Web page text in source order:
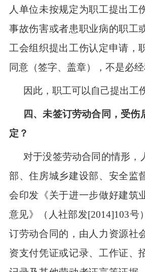
人单位未按规定为职工提出工
事故伤害或者患职业病的职工
工会组织提出工伤认定申请，
同意（签字、盖章），不是必经
因此，职工可以自己提出工
四、未签订劳动合同，受伤
定？
对于没签劳动合同的情形，
部、住房城乡建设部、安全监
会印发《关于进一步做好建筑
意见》（人社部发[2014]103号
订劳动合同的，由人力资源社
资支付凭证或记录、工作证、